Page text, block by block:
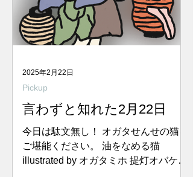
い。
言わずと知れた2月22日
今日は駄文無し！ オガタせんせの猫を
ご堪能ください。 油をなめる猫
illustrated by オガタミホ 提灯オバケと
Pickup
2025年2月22日